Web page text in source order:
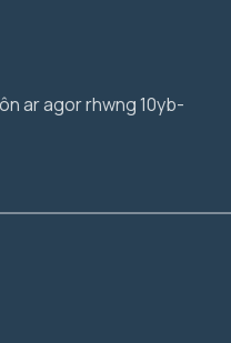
ar agor rhwng 10yb-